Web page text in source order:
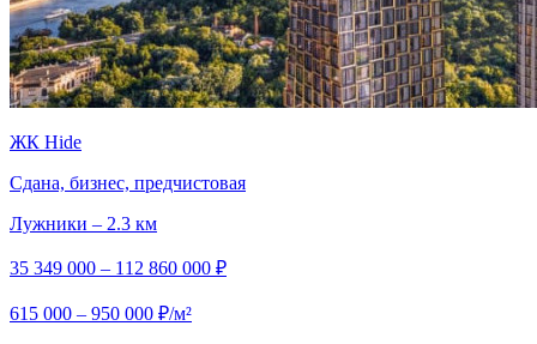
ЖК Hide
Сдана, бизнес, предчистовая
Лужники – 2.3 км
35 349 000 – 112 860 000 ₽
615 000 – 950 000 ₽/м²